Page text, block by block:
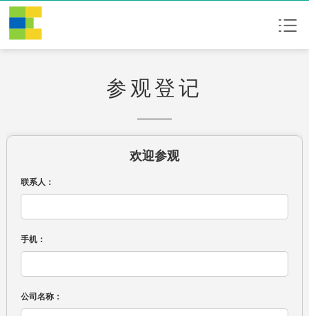
参观登记
欢迎参观
联系人：
手机：
公司名称：